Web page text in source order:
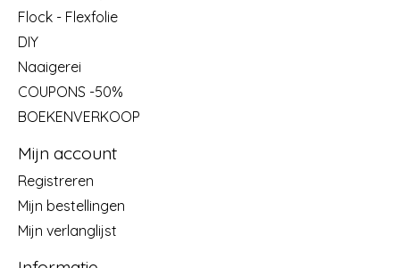
Flock - Flexfolie
DIY
Naaigerei
COUPONS -50%
BOEKENVERKOOP
Mijn account
Registreren
Mijn bestellingen
Mijn verlanglijst